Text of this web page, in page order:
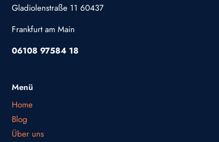
Gladiolenstraße 11 60437
Frankfurt am Main
06108 97584 18
Menü
Home
Blog
Über uns